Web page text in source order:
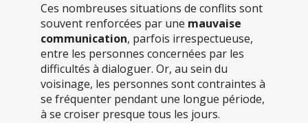
Ces nombreuses situations de conflits sont
souvent renforcées par une mauvaise
communication, parfois irrespectueuse,
entre les personnes concernées par les
difficultés à dialoguer. Or, au sein du
voisinage, les personnes sont contraintes à
se fréquenter pendant une longue période,
à se croiser presque tous les jours.